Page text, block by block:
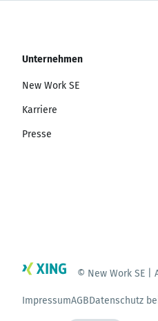
Unternehmen
New Work SE
Karriere
Presse
© New Work SE |
ImpressumAGBDatenschutz